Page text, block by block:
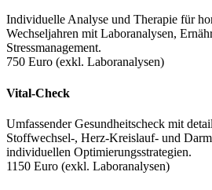
Individuelle Analyse und Therapie für
Wechseljahren mit Laboranalysen,
Stressmanagement.
750 Euro (exkl. Laboranalysen)
Vital-Check
Umfassender Gesundheitscheck mit
Stoffwechsel-, Herz-Kreislauf- und
individuellen Optimierungsstrategien.
1150 Euro (exkl. Laboranalysen)